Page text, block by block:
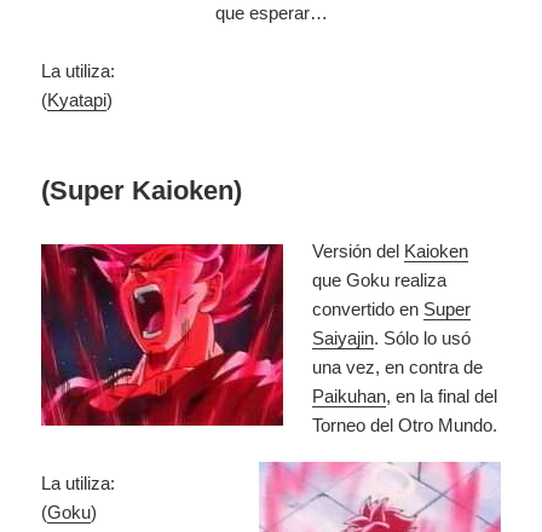
que esperar…
La utiliza:
(Kyatapi)
(Super Kaioken)
Versión del Kaioken
que Goku realiza
convertido en Super
Saiyajin. Sólo lo usó
una vez, en contra de
Paikuhan, en la final del
Torneo del Otro Mundo.
La utiliza:
(Goku)